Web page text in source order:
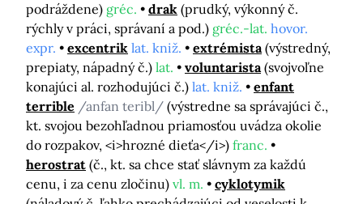
podráždene) gréc. drak (prudký, výkonný č.
rýchly v práci, správaní a pod.) gréc.-lat. hovor.
expr.
excentrik lat. kniž. extrémista (výstredný,
prepiaty, nápadný č.) lat. voluntarista (svojvoľne
konajúci al. rozhodujúci č.) lat. kniž.
enfant
terrible /anfan teribl/ (výstredne sa správajúci č.,
kt. svojou bezohľadnou priamosťou uvádza okolie
do rozpakov, <i>hrozné dieťa</i>) franc.
herostrat (č., kt. sa chce stať slávnym za každú
cenu, i za cenu zločinu) vl. m.
cyklotymik